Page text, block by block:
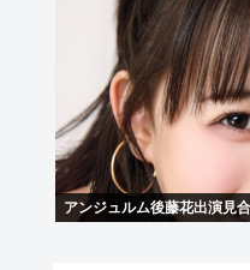
アンジュルム後藤花出演見